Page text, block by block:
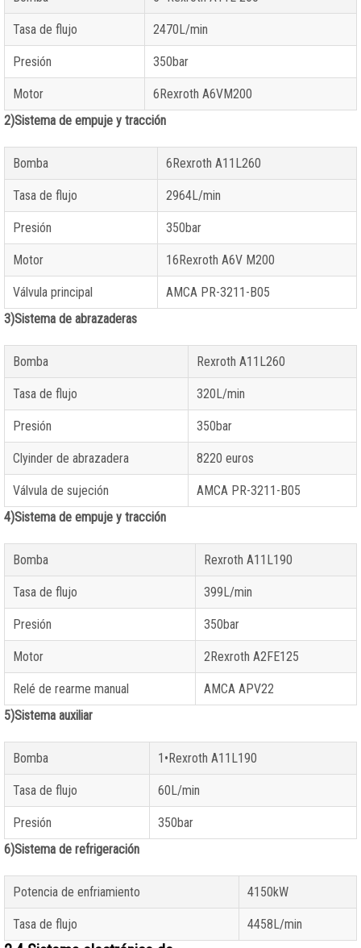
Tasa de flujo 2470L/min
Presión 350bar
Motor
6Rexroth A6VM200
2)Sistema de empuje y tracción
Bomba 6Rexroth A11L260
Tasa de flujo 2964L/min
Presión 350bar
Motor 16Rexroth A6V M200
Válvula principal
AMCA PR-3211-B05
3)Sistema de abrazaderas
Bomba Rexroth A11L260
Tasa de flujo 320L/min
Presión 350bar
Clyinder de abrazadera 8220 euros
Válvula de sujeción
AMCA PR-3211-B05
4)Sistema de empuje y tracción
Bomba Rexroth A11L190
Tasa de flujo 399L/min
Presión 350bar
Motor 2Rexroth A2FE125
Relé de rearme manual
AMCA APV22
5)Sistema auxiliar
Bomba 1•Rexroth A11L190
Tasa de flujo 60L/min
Presión
350bar
6)Sistema de refrigeración
Potencia de enfriamiento 4150kW
Tasa de flujo 4458L/min